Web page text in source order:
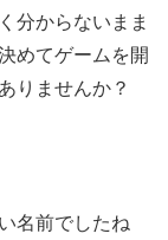
分からないまま
めてゲームを開
りませんか？
名前でしたね